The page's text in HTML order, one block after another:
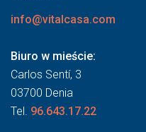
info@vitalcasa.com
Biuro w mieście:
Carlos Sentí, 3
03700 Denia
Tel. 96.643.17.22